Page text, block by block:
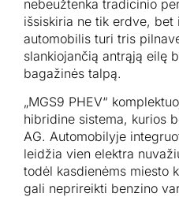
nebeužtenka tradicinio
išsiskiria ne tik erdve, bet
automobilis turi tris
slankiojančią antrąją eilę
bagažinės talpą.
„MGS9 PHEV“
hibridine sistema, kurios
AG. Automobilyje
leidžia vien elektra
todėl kasdienėms miesto
gali neprireikti benzino